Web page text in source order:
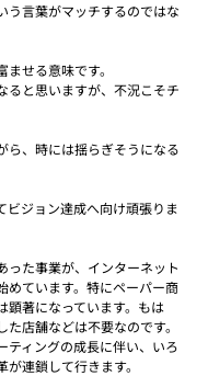
う言葉がマッチするのではな
せる意味です。
ると思いますが、不況こそチ
ら、時には揺らぎそうになる
ビジョン達成へ向け頑張りま
った事業が、インターネット
めています。特にペーパー商
顕著になっています。もは
店舗などは不要なのです。
ティングの成長に伴い、いろ
連鎖して行きます。